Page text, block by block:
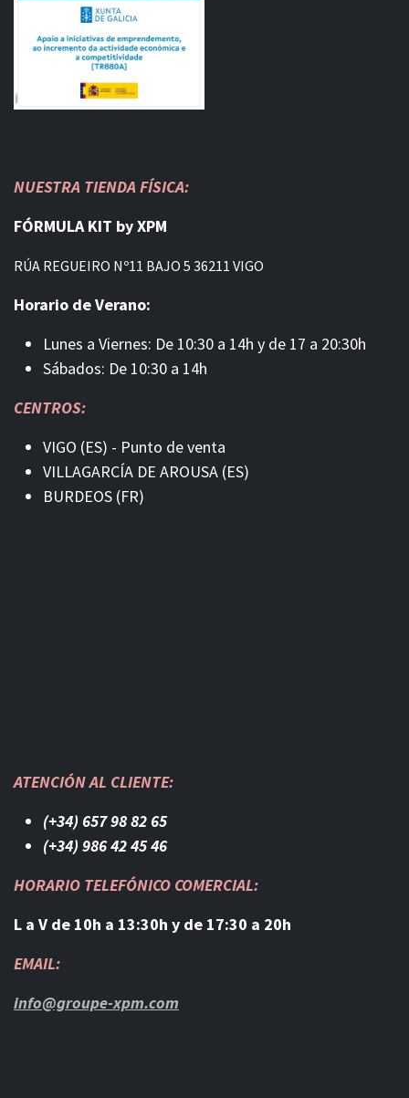
NUESTRA TIENDA FÍSICA:
FÓRMULA KIT by XPM
RÚA REGUEIRO Nº11 BAJO 5 36211 VIGO
Horario de Verano:
Lunes a Viernes: De 10:30 a 14h y de 17 a 20:30h
Sábados: De 10:30 a 14h
CENTROS:
VIGO (ES) - Punto de venta
VILLAGARCÍA DE AROUSA (ES)
BURDEOS (FR)
ATENCIÓN AL CLIENTE:
(+34) 657 98 82 65
(+34) 986 42 45 46​
HORARIO TELEFÓNICO COMERCIAL:
L a V de 10h a 13:30h y de 17:30 a 20h
EMAIL:
info@groupe-xpm.com